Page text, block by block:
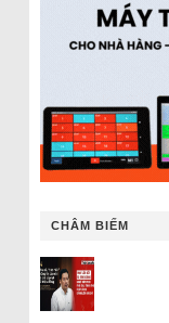
CHÂM BIẾM